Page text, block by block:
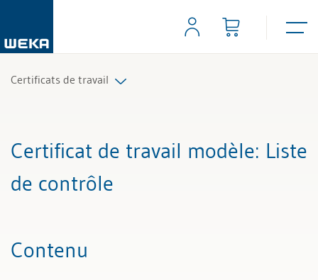
Certificats de travail
Certificat de travail modèle: Liste
de contrôle
Contenu